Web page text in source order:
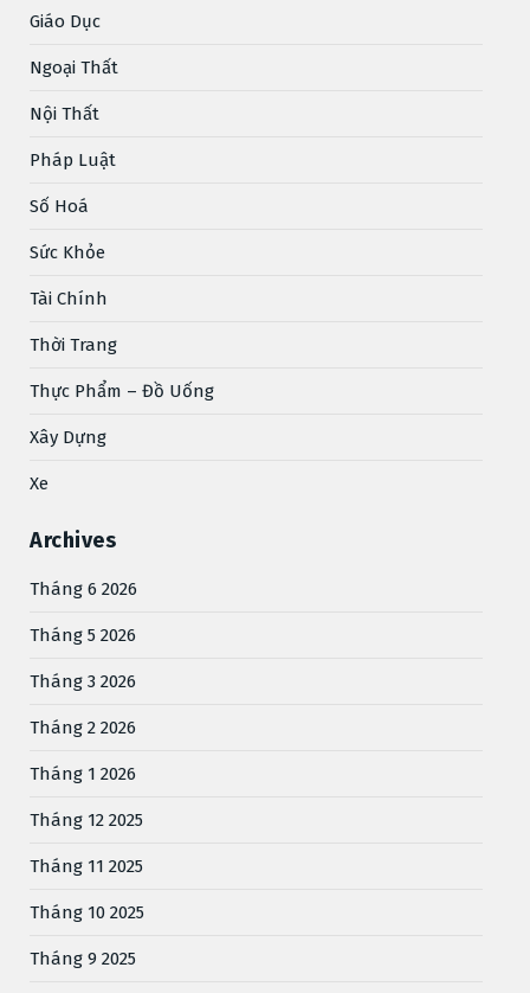
Giáo Dục
Ngoại Thất
Nội Thất
Pháp Luật
Số Hoá
Sức Khỏe
Tài Chính
Thời Trang
Thực Phẩm – Đồ Uống
Xây Dựng
Xe
Archives
Tháng 6 2026
Tháng 5 2026
Tháng 3 2026
Tháng 2 2026
Tháng 1 2026
Tháng 12 2025
Tháng 11 2025
Tháng 10 2025
Tháng 9 2025